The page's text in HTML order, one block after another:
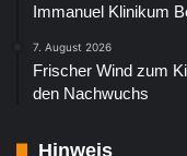
Immanuel Klinikum
7. August 2026
Frischer Wind zum
den Nachwuchs
Hinweis